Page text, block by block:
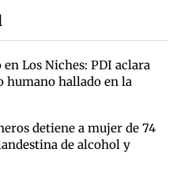
Los Niches: PDI aclara
humano hallado en la
detiene a mujer de 74
de alcohol y